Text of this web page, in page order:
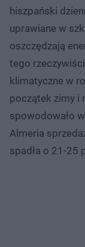
hiszpański
uprawiane w
oszczędzają
tego
klimatyczne w
początek zimy i
spowodowało
Almeria
spadła o 21-25